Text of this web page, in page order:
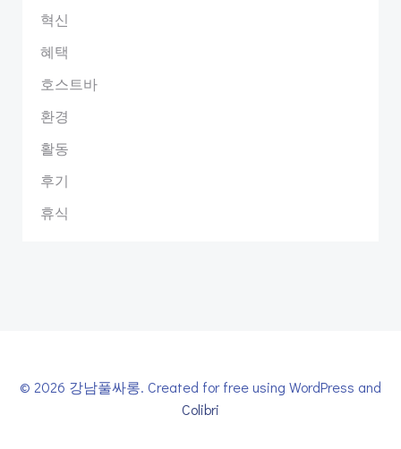
혁신
혜택
호스트바
환경
활동
후기
휴식
© 2026 강남풀싸롱. Created for free using WordPress and
Colibri